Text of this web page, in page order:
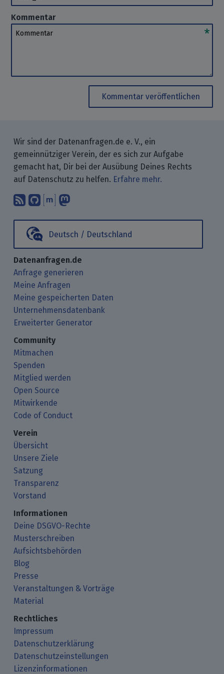
Kommentar
Kommentar
Kommentar veröffentlichen
Wir sind der Datenanfragen.de e. V., ein
gemeinnütziger Verein, der es sich zur Aufgabe
gemacht hat, Dir bei der Ausübung Deines Rechts
auf Datenschutz zu helfen. Erfahre mehr.
Abonniere unsere Blogbeiträge mit
Finde uns bei GitHub.
Unterhalte Dich mit uns über
Deutsch / Deutschland
Datenanfragen.de
Anfrage generieren
Meine Anfragen
Meine gespeicherten Daten
Unternehmensdatenbank
Erweiterter Generator
Community
Mitmachen
Spenden
Mitglied werden
Open Source
Mitwirkende
Code of Conduct
Verein
Übersicht
Unsere Ziele
Satzung
Transparenz
Vorstand
Informationen
Deine DSGVO-Rechte
Musterschreiben
Aufsichtsbehörden
Blog
Presse
Veranstaltungen & Vorträge
Material
Rechtliches
Impressum
Datenschutzerklärung
Datenschutzeinstellungen
Lizenzinformationen